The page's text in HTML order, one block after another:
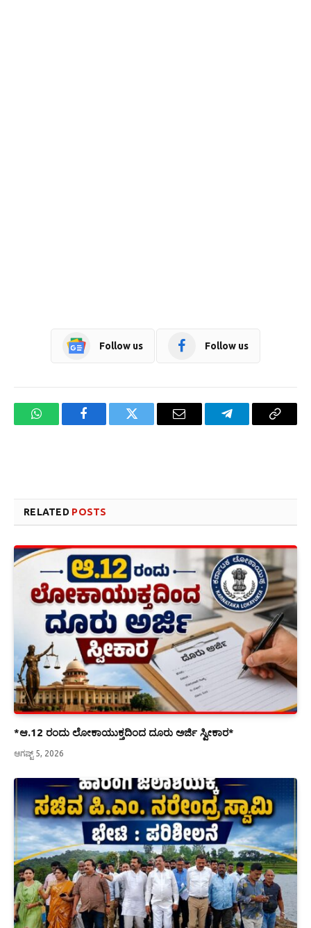
Follow us Follow us
WhatsAppFacebookTwitter Email TelegramCopy
RELATED POSTS
*ಆ.12 ರಂದು ಲೋಕಾಯುಕ್ತದಿಂದ ದೂರು ಅರ್ಜಿ ಸ್ವೀಕಾರ*
ಆಗಷ್ಟ್ 5, 2026